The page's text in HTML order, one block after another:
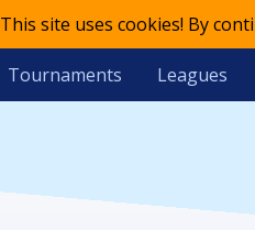
This site uses cookies! By
Tournaments Leagues